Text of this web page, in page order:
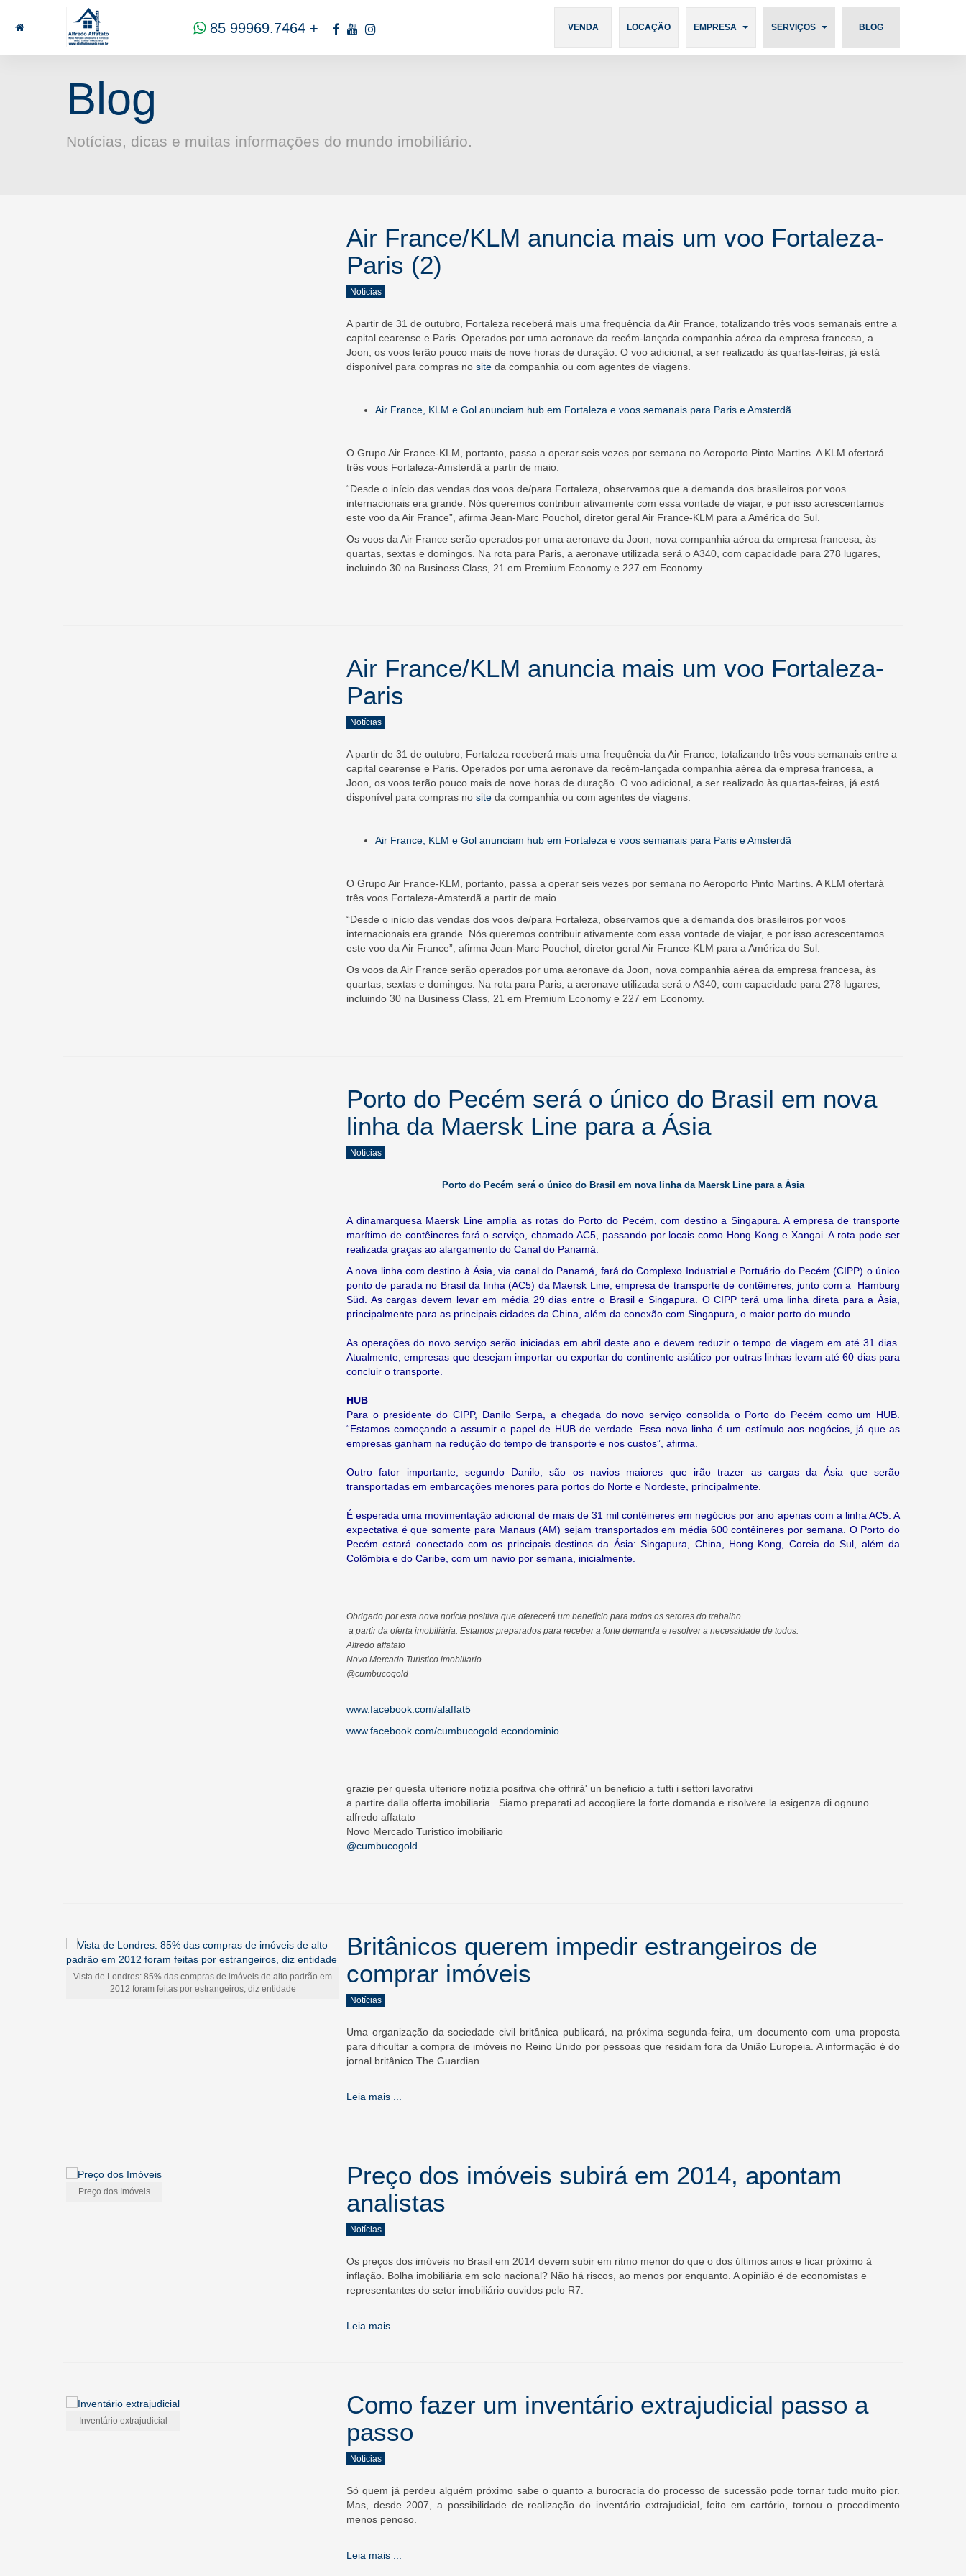
85 99969.7464
85 99969.7464 + VENDA LOCAÇÃO EMPRESA SERVIÇOS BLOG
Blog
Notícias, dicas e muitas informações do mundo imobiliário.
Air France/KLM anuncia mais um voo Fortaleza-
Paris (2)
Notícias
A partir de 31 de outubro, Fortaleza receberá mais uma frequência da Air France, totalizando três voos semanais entre a
capital cearense e Paris. Operados por uma aeronave da recém-lançada companhia aérea da empresa francesa, a
Joon, os voos terão pouco mais de nove horas de duração. O voo adicional, a ser realizado às quartas-feiras, já está
disponível para compras no site da companhia ou com agentes de viagens.
Air France, KLM e Gol anunciam hub em Fortaleza e voos semanais para Paris e Amsterdã
O Grupo Air France-KLM, portanto, passa a operar seis vezes por semana no Aeroporto Pinto Martins. A KLM ofertará
três voos Fortaleza-Amsterdã a partir de maio.
“Desde o início das vendas dos voos de/para Fortaleza, observamos que a demanda dos brasileiros por voos
internacionais era grande. Nós queremos contribuir ativamente com essa vontade de viajar, e por isso acrescentamos
este voo da Air France”, afirma Jean-Marc Pouchol, diretor geral Air France-KLM para a América do Sul.
Os voos da Air France serão operados por uma aeronave da Joon, nova companhia aérea da empresa francesa, às
quartas, sextas e domingos. Na rota para Paris, a aeronave utilizada será o A340, com capacidade para 278 lugares,
incluindo 30 na Business Class, 21 em Premium Economy e 227 em Economy.
Air France/KLM anuncia mais um voo Fortaleza-
Paris
Notícias
A partir de 31 de outubro, Fortaleza receberá mais uma frequência da Air France, totalizando três voos semanais entre a
capital cearense e Paris. Operados por uma aeronave da recém-lançada companhia aérea da empresa francesa, a
Joon, os voos terão pouco mais de nove horas de duração. O voo adicional, a ser realizado às quartas-feiras, já está
disponível para compras no site da companhia ou com agentes de viagens.
Air France, KLM e Gol anunciam hub em Fortaleza e voos semanais para Paris e Amsterdã
O Grupo Air France-KLM, portanto, passa a operar seis vezes por semana no Aeroporto Pinto Martins. A KLM ofertará
três voos Fortaleza-Amsterdã a partir de maio.
“Desde o início das vendas dos voos de/para Fortaleza, observamos que a demanda dos brasileiros por voos
internacionais era grande. Nós queremos contribuir ativamente com essa vontade de viajar, e por isso acrescentamos
este voo da Air France”, afirma Jean-Marc Pouchol, diretor geral Air France-KLM para a América do Sul.
Os voos da Air France serão operados por uma aeronave da Joon, nova companhia aérea da empresa francesa, às
quartas, sextas e domingos. Na rota para Paris, a aeronave utilizada será o A340, com capacidade para 278 lugares,
incluindo 30 na Business Class, 21 em Premium Economy e 227 em Economy.
Porto do Pecém será o único do Brasil em nova
linha da Maersk Line para a Ásia
Notícias
Porto do Pecém será o único do Brasil em nova linha da Maersk Line para a Ásia
A dinamarquesa Maersk Line amplia as rotas do Porto do Pecém, com destino a Singapura. A empresa de transporte
marítimo de contêineres fará o serviço, chamado AC5, passando por locais como Hong Kong e Xangai. A rota pode ser
realizada graças ao alargamento do Canal do Panamá.
A nova linha com destino à Ásia, via canal do Panamá, fará do Complexo Industrial e Portuário do Pecém (CIPP) o único
ponto de parada no Brasil da linha (AC5) da Maersk Line, empresa de transporte de contêineres, junto com a Hamburg
Süd. As cargas devem levar em média 29 dias entre o Brasil e Singapura. O CIPP terá uma linha direta para a Ásia,
principalmente para as principais cidades da China, além da conexão com Singapura, o maior porto do mundo.
As operações do novo serviço serão iniciadas em abril deste ano e devem reduzir o tempo de viagem em até 31 dias.
Atualmente, empresas que desejam importar ou exportar do continente asiático por outras linhas levam até 60 dias para
concluir o transporte.
HUB
Para o presidente do CIPP, Danilo Serpa, a chegada do novo serviço consolida o Porto do Pecém como um HUB.
“Estamos começando a assumir o papel de HUB de verdade. Essa nova linha é um estímulo aos negócios, já que as
empresas ganham na redução do tempo de transporte e nos custos”, afirma.
Outro fator importante, segundo Danilo, são os navios maiores que irão trazer as cargas da Ásia que serão
transportadas em embarcações menores para portos do Norte e Nordeste, principalmente.
É esperada uma movimentação adicional de mais de 31 mil contêineres em negócios por ano apenas com a linha AC5. A
expectativa é que somente para Manaus (AM) sejam transportados em média 600 contêineres por semana. O Porto do
Pecém estará conectado com os principais destinos da Ásia: Singapura, China, Hong Kong, Coreia do Sul, além da
Colômbia e do Caribe, com um navio por semana, inicialmente.
Obrigado por esta nova notícia positiva que oferecerá um benefício para todos os setores do trabalho
a partir da oferta imobiliária. Estamos preparados para receber a forte demanda e resolver a necessidade de todos.
Alfredo affatato
Novo Mercado Turistico imobiliario
@cumbucogold
www.facebook.com/alaffat5
www.facebook.com/cumbucogold.econdominio
grazie per questa ulteriore notizia positiva che offrirà' un beneficio a tutti i settori lavorativi
a partire dalla offerta imobiliaria . Siamo preparati ad accogliere la forte domanda e risolvere la esigenza di ognuno.
alfredo affatato
Novo Mercado Turistico imobiliario
@cumbucogold
Vista de Londres: 85% das compras de imóveis de alto padrão em
2012 foram feitas por estrangeiros, diz entidade
Britânicos querem impedir estrangeiros de
comprar imóveis
Notícias
Uma organização da sociedade civil britânica publicará, na próxima segunda-feira, um documento com uma proposta
para dificultar a compra de imóveis no Reino Unido por pessoas que residam fora da União Europeia. A informação é do
jornal britânico The Guardian.
Leia mais ...
Preço dos Imóveis
Preço dos imóveis subirá em 2014, apontam
analistas
Notícias
Os preços dos imóveis no Brasil em 2014 devem subir em ritmo menor do que o dos últimos anos e ficar próximo à
inflação. Bolha imobiliária em solo nacional? Não há riscos, ao menos por enquanto. A opinião é de economistas e
representantes do setor imobiliário ouvidos pelo R7.
Leia mais ...
Inventário extrajudicial
Como fazer um inventário extrajudicial passo a
passo
Notícias
Só quem já perdeu alguém próximo sabe o quanto a burocracia do processo de sucessão pode tornar tudo muito pior.
Mas, desde 2007, a possibilidade de realização do inventário extrajudicial, feito em cartório, tornou o procedimento
menos penoso.
Leia mais ...